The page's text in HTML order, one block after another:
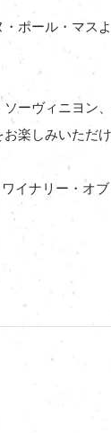
ポール・マス
ーヴィニヨン
楽しみいただけ
イナリー・オ